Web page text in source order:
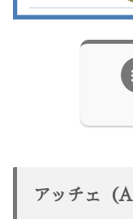
アッチェ（